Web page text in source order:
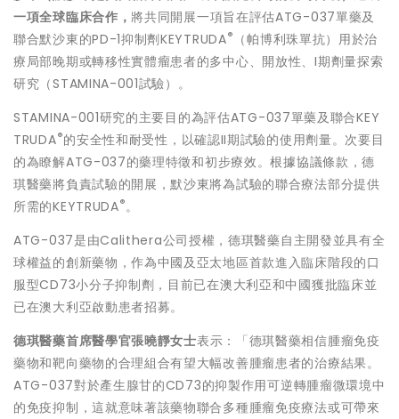
一項全球臨床合作， 將共同開展一項旨在評估ATG-037單藥及
聯合默沙東的PD-1抑制劑KEYTRUDA®
（帕博利珠單抗）用於治
療局部晚期或轉移性實體瘤患者的多中心、開放性、I期劑量探索
研究（STAMINA-001試驗）。
STAMINA-001研究的主要目的為評估ATG-037單藥及聯合KEY
TRUDA®的安全性和耐受性，以確認II期試驗的使用劑量。次要目
的為瞭解ATG-037的藥理特徵和初步療效。根據協議條款，德
琪醫藥將負責試驗的開展，默沙東將為試驗的聯合療法部分提供
所需的KEYTRUDA®。
ATG-037是由Calithera公司授權，德琪醫藥自主開發並具有全
球權益的創新藥物，作為中國及亞太地區首款進入臨床階段的口
服型CD73小分子抑制劑，目前已在澳大利亞和中國獲批臨床並
已在澳大利亞啟動患者招募。
德琪醫藥首席醫學官張曉靜女士表示：「德琪醫藥相信腫瘤免疫
藥物和靶向藥物的合理組合有望大幅改善腫瘤患者的治療結果。
ATG-037對於產生腺甘的CD73的抑製作用可逆轉腫瘤微環境中
的免疫抑制，這就意味著該藥物聯合多種腫瘤免疫療法或可帶來